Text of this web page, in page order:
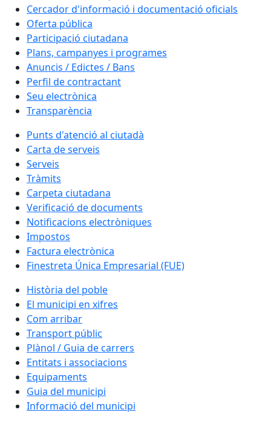
Cercador d'informació i documentació oficials
Oferta pública
Participació ciutadana
Plans, campanyes i programes
Anuncis / Edictes / Bans
Perfil de contractant
Seu electrònica
Transparència
Punts d'atenció al ciutadà
Carta de serveis
Serveis
Tràmits
Carpeta ciutadana
Verificació de documents
Notificacions electròniques
Impostos
Factura electrònica
Finestreta Única Empresarial (FUE)
Història del poble
El municipi en xifres
Com arribar
Transport públic
Plànol / Guia de carrers
Entitats i associacions
Equipaments
Guia del municipi
Informació del municipi